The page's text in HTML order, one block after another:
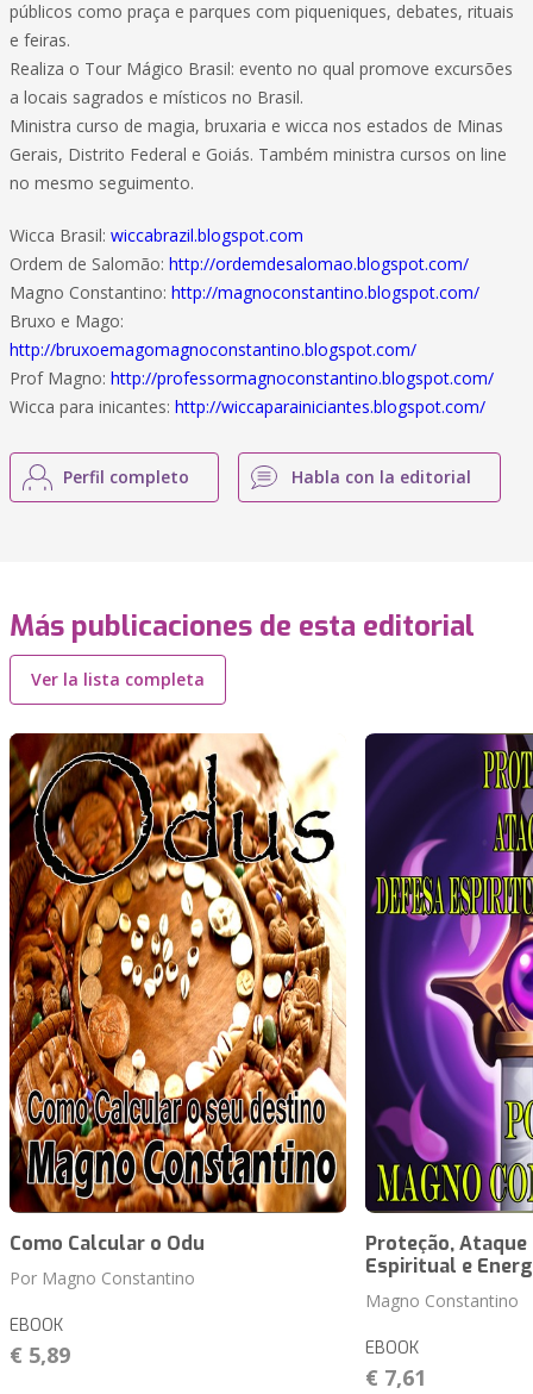
públicos como praça e parques com piqueniques, debates, rituais
e feiras.
Realiza o Tour Mágico Brasil: evento no qual promove excursões
a locais sagrados e místicos no Brasil.
Ministra curso de magia, bruxaria e wicca nos estados de Minas
Gerais, Distrito Federal e Goiás. Também ministra cursos on line
no mesmo seguimento.
Wicca Brasil: wiccabrazil.blogspot.com
Ordem de Salomão: http://ordemdesalomao.blogspot.com/
Magno Constantino: http://magnoconstantino.blogspot.com/
Bruxo e Mago:
http://bruxoemagomagnoconstantino.blogspot.com/
Prof Magno: http://professormagnoconstantino.blogspot.com/
Wicca para inicantes: http://wiccaparainiciantes.blogspot.com/
Perfil completo Habla con la editorial
Más publicaciones de esta editorial
Ver la lista completa
Como Calcular o Odu
Por Magno Constantino
EBOOK
€ 5,89
Proteção, Ataque
Espiritual e
Magno Constantino
EBOOK
€ 7,61